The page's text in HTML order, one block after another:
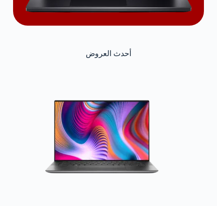
أحدث العروض